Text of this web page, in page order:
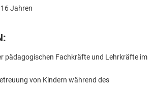
Jahren
pädagogischen Fachkräfte und Lehrkräfte im
von Kindern während des
Karte anzeigen